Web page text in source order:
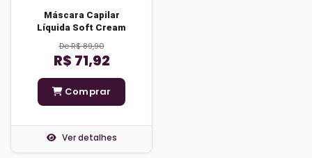
Máscara Capilar
Líquida Soft Cream
De R$ 89,90
R$ 71,92
Comprar
Ver detalhes